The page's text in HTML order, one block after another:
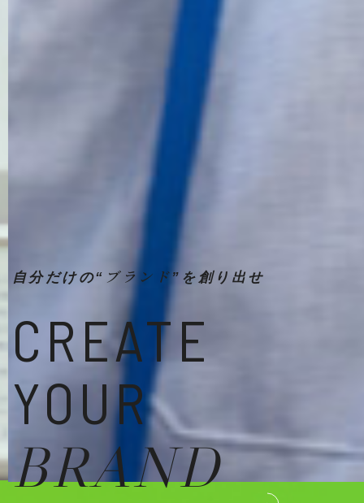
自分だけの“ ブランド ”を創り出せ
CREATE
YOUR
BRAND